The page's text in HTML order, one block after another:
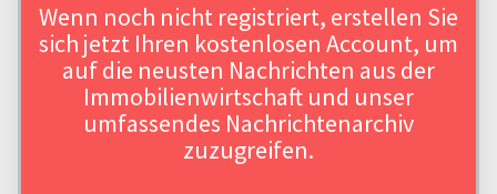
Wenn noch nicht registriert, erstellen Sie
sich jetzt Ihren kostenlosen Account, um
auf die neusten Nachrichten aus der
Immobilienwirtschaft und unser
umfassendes Nachrichtenarchiv
zuzugreifen.